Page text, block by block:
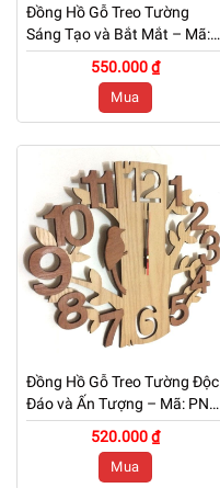
Đồng Hồ Gỗ Treo Tường
Sáng Tạo và Bắt Mắt – Mã:
PNW 049
550.000 ₫
Mua
Đồng Hồ Gỗ Treo Tường Độc
Đáo và Ấn Tượng – Mã: PNW
047
520.000 ₫
Mua